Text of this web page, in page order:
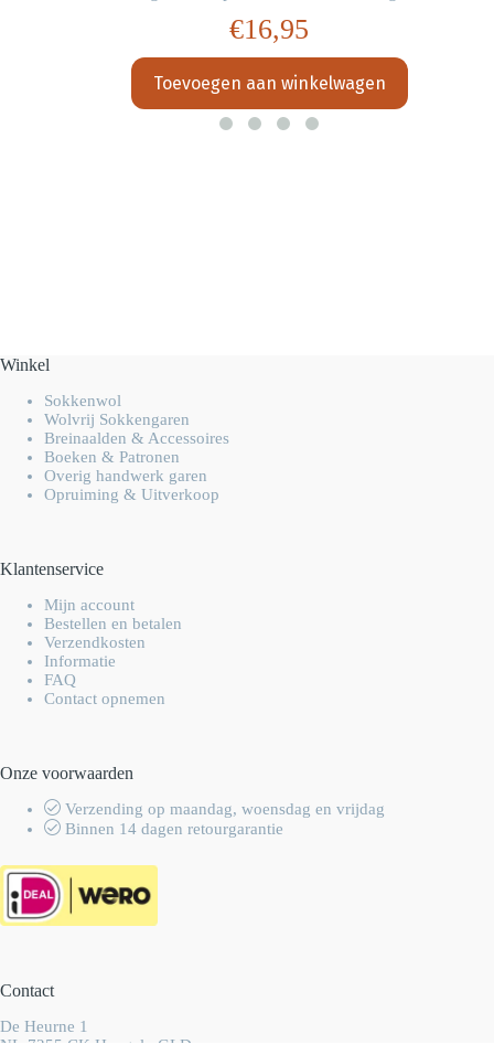
€16,95
Toevoegen aan winkelwagen
Winkel
Sokkenwol
Wolvrij Sokkengaren
Breinaalden & Accessoires
Boeken & Patronen
Overig handwerk garen
Opruiming & Uitverkoop
Klantenservice
Mijn account
Bestellen en betalen
Verzendkosten
Informatie
FAQ
Contact opnemen
Onze voorwaarden
Verzending op maandag, woensdag en vrijdag
Binnen 14 dagen retourgarantie
Contact
De Heurne 1
NL-7255 CK Hengelo GLD